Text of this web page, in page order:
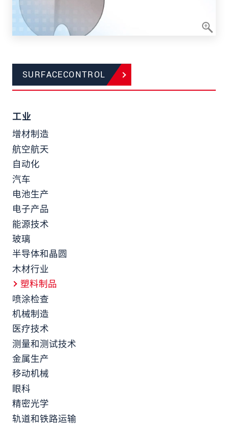
SURFACECONTROL
工业
增材制造
航空航天
自动化
汽车
电池生产
电子产品
能源技术
玻璃
半导体和晶圆
木材行业
塑料制品
喷涂检查
机械制造
医疗技术
测量和测试技术
金属生产
移动机械
眼科
精密光学
轨道和铁路运输